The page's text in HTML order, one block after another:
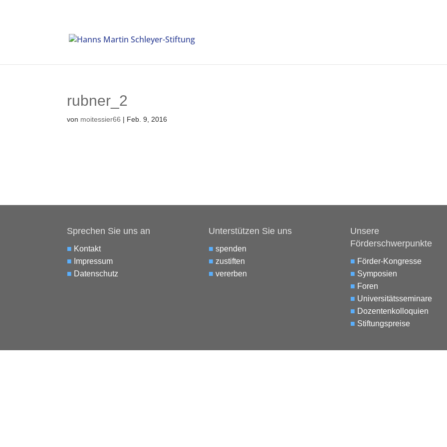
rubner_2
von moitessier66 | Feb. 9, 2016
Sprechen Sie uns an
■ Kontakt
■ Impressum
■ Datenschutz
Unterstützen Sie uns
■ spenden
■ zustiften
■ vererben
Unsere
Förderschwerpunkte
■ Förder-Kongresse
■ Symposien
■ Foren
■ Universitätsseminare
■ Dozentenkolloquien
■ Stiftungspreise